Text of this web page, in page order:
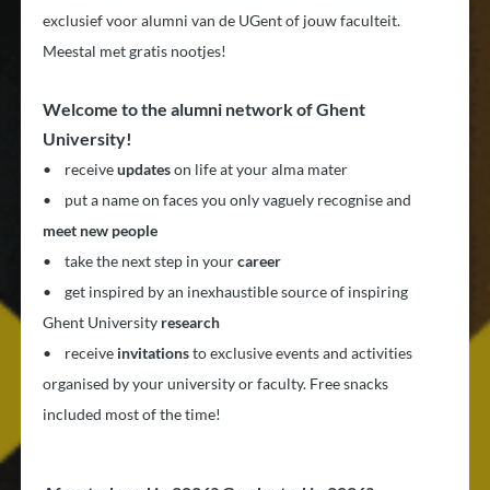
exclusief voor alumni van de UGent of jouw faculteit.
Meestal met gratis nootjes!
Welcome to the alumni network of Ghent
University!
• receiveupdateson life at your alma mater
• put a name on faces you only vaguely recognise and
meet new people
• take the next step in yourcareer
• get inspired by an inexhaustible source of inspiring
Ghent University research
• receive invitationsto exclusive events and activities
organised by your university or faculty. Free snacks
included most of the time!